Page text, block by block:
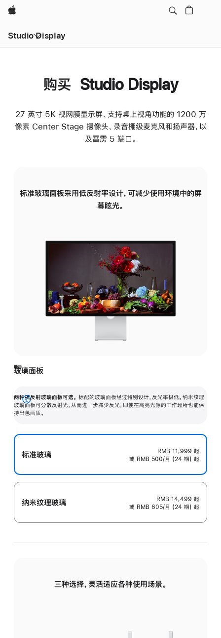
Apple
Studio Display
购买 Studio Display
27 英寸 5K 视网膜显示屏、支持桌上视角功能的 1200 万
像素 Center Stage 摄像头、录音棚级麦克风和扬声器，以
及雷雳 5 端口。
标准玻璃面板采用低反射率设计，可减少使用环境中的屏
幕眩光。
玻璃面板
两种抗反射玻璃面板可选。 标配的玻璃面板经过特别设计，反光率极低。纳米纹理
玻璃面板可分散反射光，从而进一步减少反光，即使在高亮光源的工作场所也能保
持出色画质。
展
开
标准玻璃 RMB 11,999 起
或 RMB 500/月 (24 期) 起
纳米纹理玻璃 RMB 14,499 起
或 RMB 605/月 (24 期) 起
三种选择，灵活适应各种使用场景。